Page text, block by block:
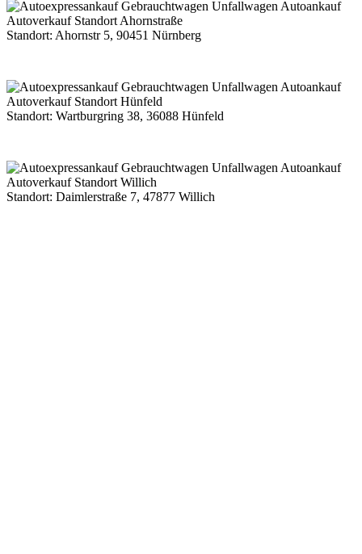
Standort: Ahornstr 5, 90451 Nürnberg
Standort: Wartburgring 38, 36088 Hünfeld
Standort: Daimlerstraße 7, 47877 Willich